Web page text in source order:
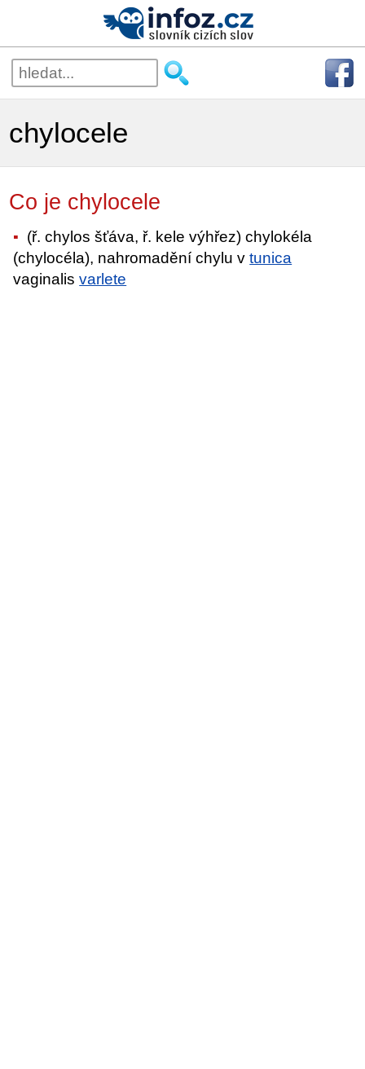
chylocele
Co je chylocele
(ř. chylos šťáva, ř. kele výhřez) chylokéla
(chylocéla), nahromadění chylu vtunica
vaginalisvarlete